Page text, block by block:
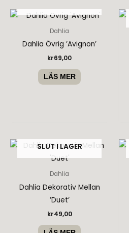
Dahlia
Dahlia Övrig ’Avignon’
kr69,00
LÄS MER
SLUT I LAGER
Dahlia
Dahlia Dekorativ Mellan
’Duet’
kr49,00